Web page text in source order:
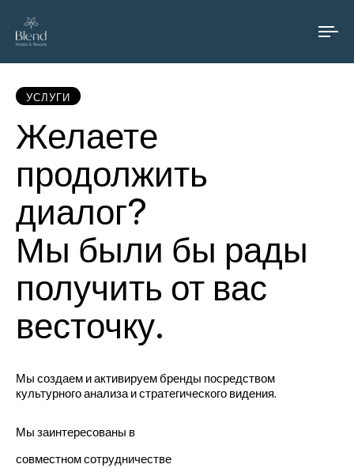
УСЛУГИ
Желаете
продолжить
диалог?
Мы были бы рады
получить от вас
весточку.
Мы создаем и активируем бренды посредством
культурного анализа и стратегического видения.
Мы заинтересованы в
совместном сотрудничестве